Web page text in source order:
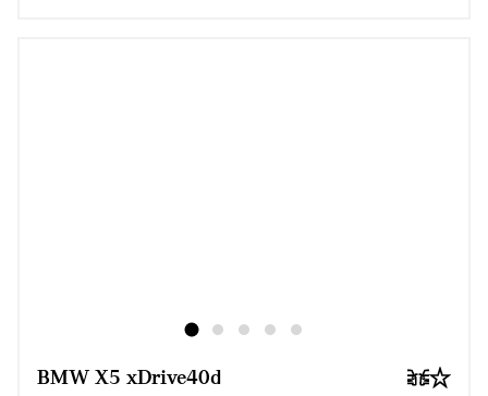
BMW X5 xDrive40d